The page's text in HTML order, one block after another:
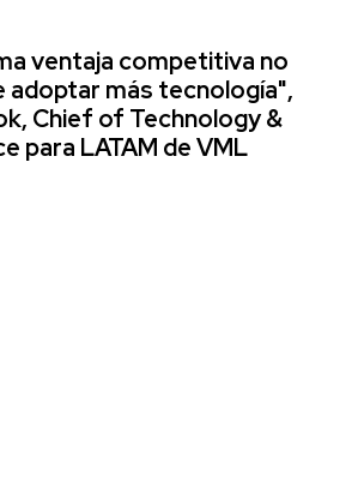
ventaja competitiva no
adoptar más tecnología",
Chief of Technology &
para LATAM de VML